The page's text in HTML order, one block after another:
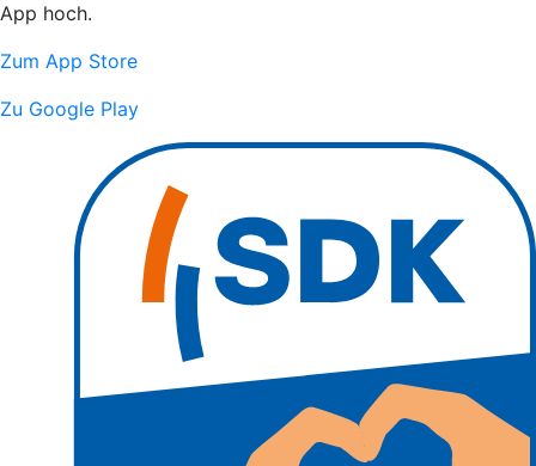
App hoch.
Zum App Store
Zu Google Play